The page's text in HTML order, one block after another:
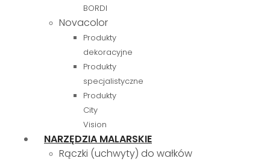
BORDI
Novacolor
Produkty
dekoracyjne
Produkty
specjalistyczne
Produkty
City
Vision
NARZĘDZIA MALARSKIE
Rączki (uchwyty) do wałków